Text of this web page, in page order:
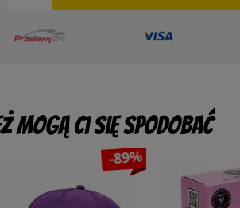
Ci się spodobać
-89%